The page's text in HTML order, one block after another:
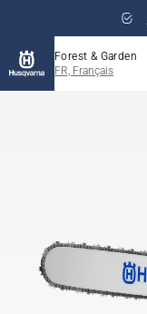
Forest & Garden
FR, Français